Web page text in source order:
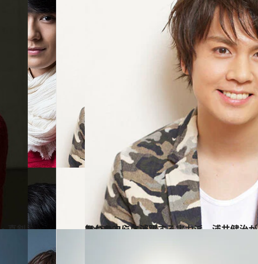
2015.1.9
舞台を中心に活躍する実力派、浦井健治が何でもありのマサラ・ミュージカルに主演
カルチャー